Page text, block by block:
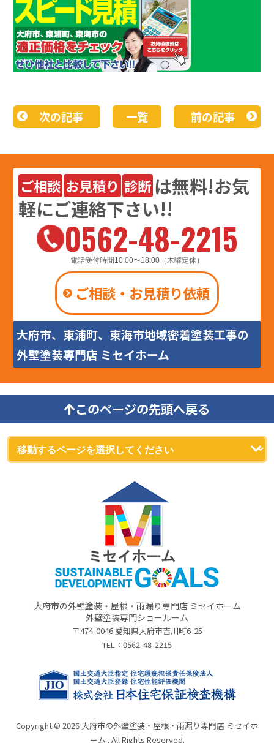
次の記事 一覧 前の記事
ご相談 お見積り 診断 は無料!お気
軽にご連絡下さい!!
0562-48-2215
電話受付時間10:00〜18:00（木曜定休）
ご相談・お見積り依頼
大府市、東浦町、東海市地域密着塗装工事の
外壁塗装専門店 ミセイホーム
このページの先頭へ戻る
大府市の外壁塗装・屋根・雨漏り専門店 ミセイホーム
外壁塗装専門ショールーム
〒474-0046 愛知県大府市吉川町6-25
TEL： 0562-48-2215
Copyright © 2026 大府市の外壁塗装・屋根・雨漏り専門店 ミセイホ
ーム . All Rights Reserved.